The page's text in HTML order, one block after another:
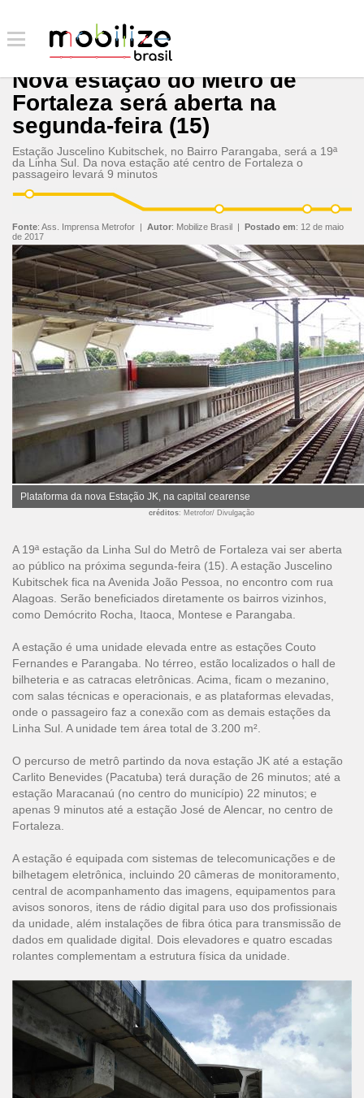
Nova estação do Metrô de
Fortaleza será aberta na
segunda-feira (15)
Estação Juscelino Kubitschek, no Bairro Parangaba, será a 19ª
da Linha Sul. Da nova estação até centro de Fortaleza o
passageiro levará 9 minutos
Fonte: Ass. Imprensa Metrofor | Autor: Mobilize Brasil | Postado em: 12 de maio
de 2017
Plataforma da nova Estação JK, na capital cearense
créditos: Metrofor/ Divulgação
A 19ª estação da Linha Sul do Metrô de Fortaleza vai ser aberta
ao público na próxima segunda-feira (15). A estação Juscelino
Kubitschek fica na Avenida João Pessoa, no encontro com rua
Alagoas. Serão beneficiados diretamente os bairros vizinhos,
como Demócrito Rocha, Itaoca, Montese e Parangaba.
A estação é uma unidade elevada entre as estações Couto
Fernandes e Parangaba. No térreo, estão localizados o hall de
bilheteria e as catracas eletrônicas. Acima, ficam o mezanino,
com salas técnicas e operacionais, e as plataformas elevadas,
onde o passageiro faz a conexão com as demais estações da
Linha Sul. A unidade tem área total de 3.200 m².
O percurso de metrô partindo da nova estação JK até a estação
Carlito Benevides (Pacatuba) terá duração de 26 minutos; até a
estação Maracanaú (no centro do município) 22 minutos; e
apenas 9 minutos até a estação José de Alencar, no centro de
Fortaleza.
A estação é equipada com sistemas de telecomunicações e de
bilhetagem eletrônica, incluindo 20 câmeras de monitoramento,
central de acompanhamento das imagens, equipamentos para
avisos sonoros, itens de rádio digital para uso dos profissionais
da unidade, além instalações de fibra ótica para transmissão de
dados em qualidade digital. Dois elevadores e quatro escadas
rolantes complementam a estrutura física da unidade.